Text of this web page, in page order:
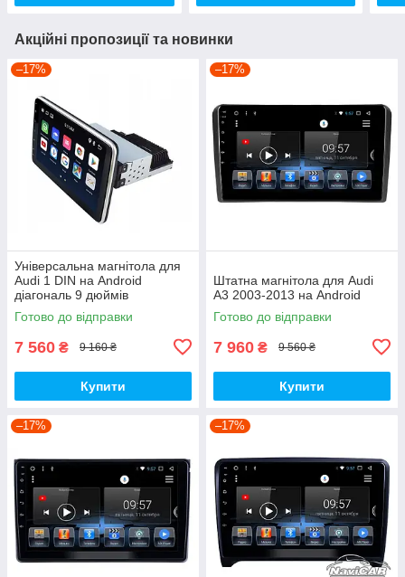
Акційні пропозиції та новинки
–17%
Універсальна магнітола для
Audi 1 DIN на Android
діагональ 9 дюймів
Готово до відправки
7 560 ₴ 9 160 ₴
Купити
–17%
Штатна магнітола для Audi
A3 2003-2013 на Android
Готово до відправки
7 960 ₴ 9 560 ₴
Купити
–17% –17%